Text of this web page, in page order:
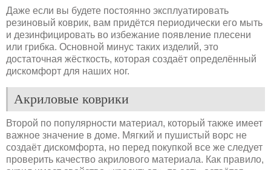
Даже если вы будете постоянно эксплуатировать
резиновый коврик, вам придётся периодически его мыть
и дезинфицировать во избежание появление плесени
или грибка. Основной минус таких изделий, это
достаточная жёсткость, которая создаёт определённый
дискомфорт для наших ног.
Акриловые коврики
Второй по популярности материал, который также имеет
важное значение в доме. Мягкий и пушистый ворс не
создаёт дискомфорта, но перед покупкой все же следует
проверить качество акрилового материала. Как правило,